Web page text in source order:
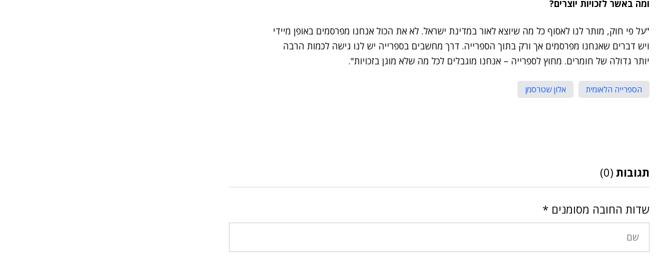
ומה באשר לזכויות יוצרים?
"על פי חוק, מותר לנו לאסוף כל מה שיוצא לאור במדינת ישראל. לא את הכול אנחנו מפרסמים באופן מיידי
ויש דברים שאנחנו מפרסמים אך ורק בתוך הספרייה. דרך מחשבים בספרייה יש לנו גישה לכמות הרבה
יותר גדולה של חומרים. מחוץ לספרייה – אנחנו מוגבלים לכל מה שלא מוגן בזכויות".
הספרייה הלאומית אלון שטרסמן
תגובות (0)
שדות החובה מסומנים *